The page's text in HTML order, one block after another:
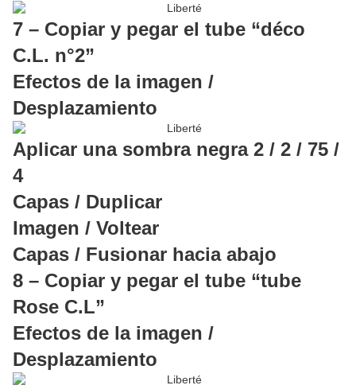
7 – Copiar y pegar el tube “déco
C.L. n°2”
Efectos de la imagen /
Desplazamiento
Aplicar una sombra negra 2 / 2 / 75 /
4
Capas / Duplicar
Imagen / Voltear
Capas / Fusionar hacia abajo
8 – Copiar y pegar el tube “tube
Rose C.L”
Efectos de la imagen /
Desplazamiento